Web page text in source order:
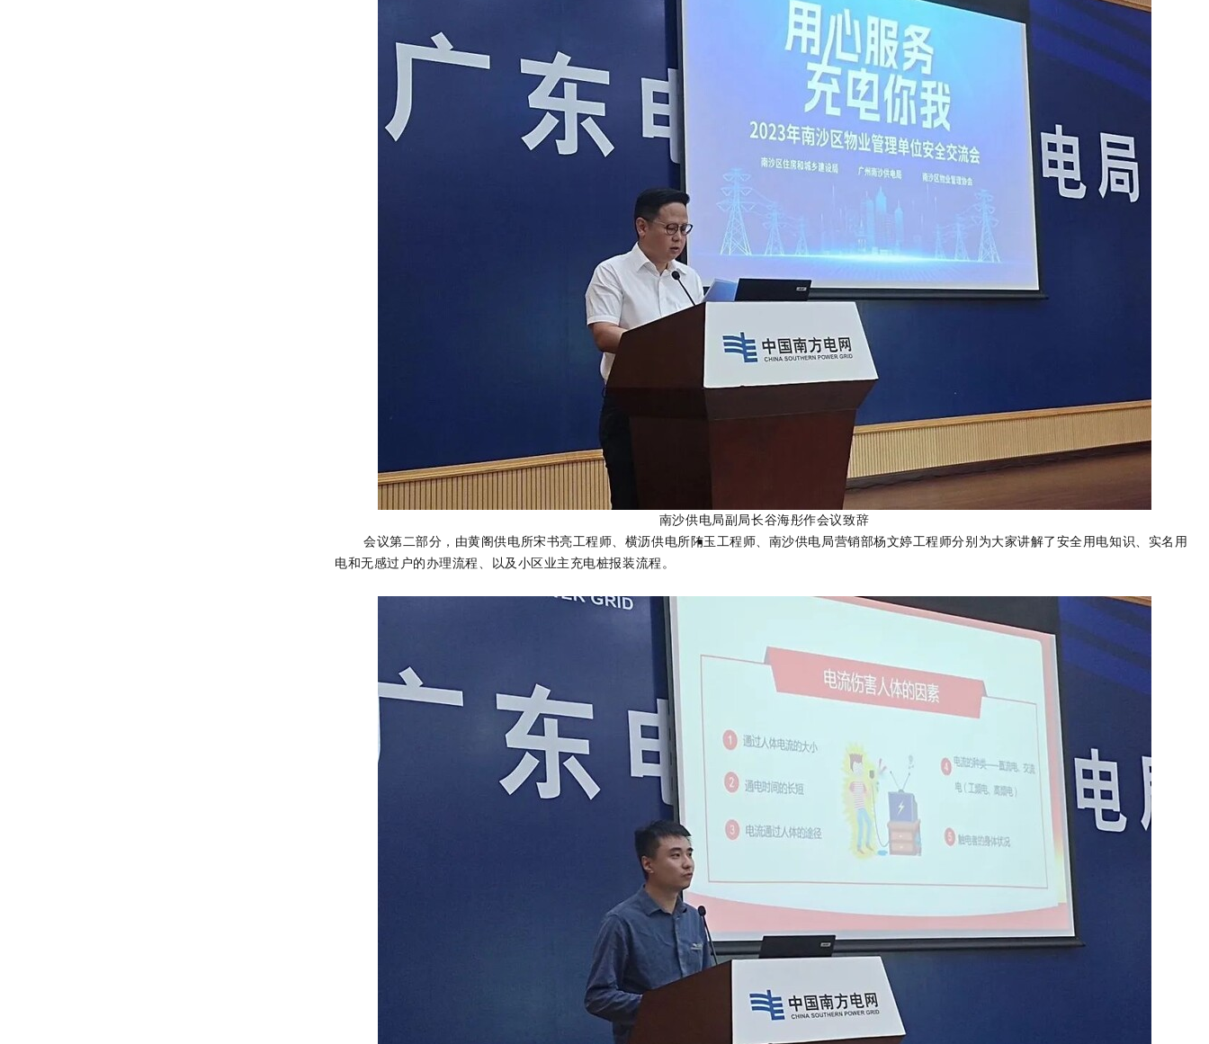
南沙供电局 副局长谷海彤作会议致辞
会议第二部分，由黄阁供电所宋书亮工程师、横沥供电所陏玉工程师、南沙供电局营销部杨文婷工程师分别为大家讲解了安全用电知识、实名用
电和无感过户的办理流程、以及小区业主充电桩报装流程。